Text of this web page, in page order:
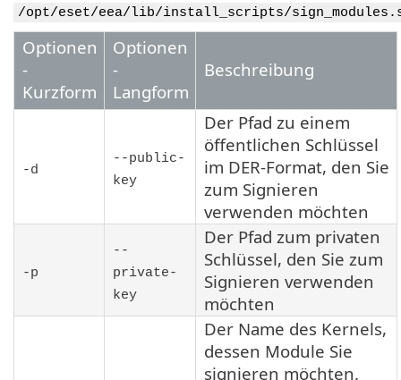
/opt/eset/eea/lib/install_scripts/
Optionen
-
Kurzform
Optionen
-
Langform
Beschreibung
-d
--public-
key
Der Pfad zu einem
öffentlichen Schlüssel
im DER-Format, den Sie
zum Signieren
verwenden möchten
-p
--
private-
key
Der Pfad zum privaten
Schlüssel, den Sie zum
Signieren verwenden
möchten
Der Name des Kernels,
dessen Module Sie
signieren möchten.